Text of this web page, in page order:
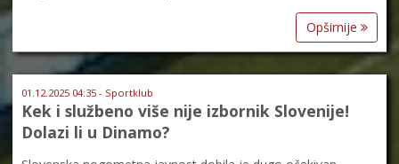
Opširnije
01.12.2025 04:35 - Sportklub
Kek i službeno više nije izbornik Slovenije!
Dolazi li u Dinamo?